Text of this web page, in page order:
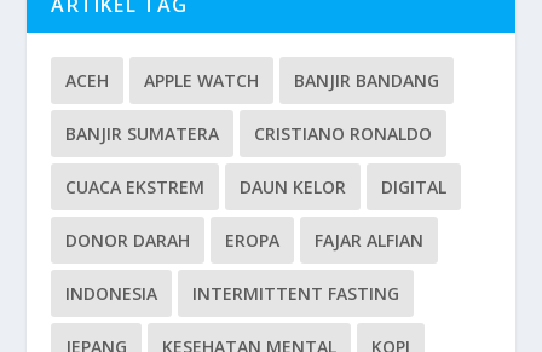
ACEH APPLE WATCH BANJIR BANDANG
BANJIR SUMATERA CRISTIANO RONALDO
CUACA EKSTREM DAUN KELOR DIGITAL
DONOR DARAH EROPA FAJAR ALFIAN
INDONESIA INTERMITTENT FASTING
JEPANG KESEHATAN MENTAL KOPI